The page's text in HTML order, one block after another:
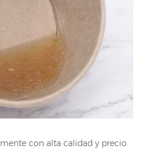
con alta calidad y precio